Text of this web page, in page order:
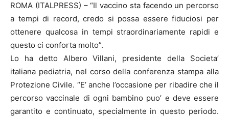
ROMA (ITALPRESS) – “Il vaccino sta facendo un percorso
a tempi di record, credo si possa essere fiduciosi per
ottenere qualcosa in tempi straordinariamente rapidi e
questo ci conforta molto”.
Lo ha detto Albero Villani, presidente della Societa’
italiana pediatria, nel corso della conferenza stampa alla
Protezione Civile. “E’ anche l’occasione per ribadire che il
percorso vaccinale di ogni bambino puo’ e deve essere
garantito e continuato, specialmente in questo periodo.